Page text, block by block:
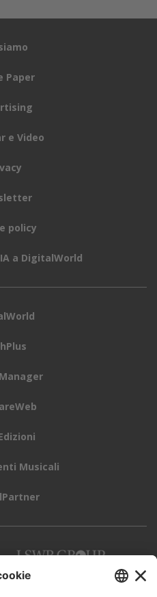
Paper
e Video
policy
a DigitalWorld
Musicali